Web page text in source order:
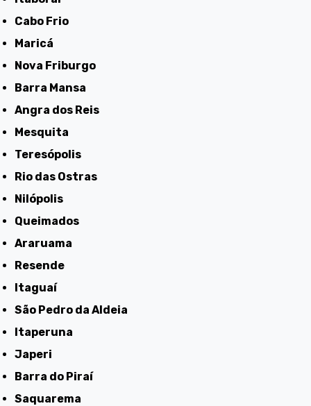
Cabo Frio
Maricá
Nova Friburgo
Barra Mansa
Angra dos Reis
Mesquita
Teresópolis
Rio das Ostras
Nilópolis
Queimados
Araruama
Resende
Itaguaí
São Pedro da Aldeia
Itaperuna
Japeri
Barra do Piraí
Saquarema